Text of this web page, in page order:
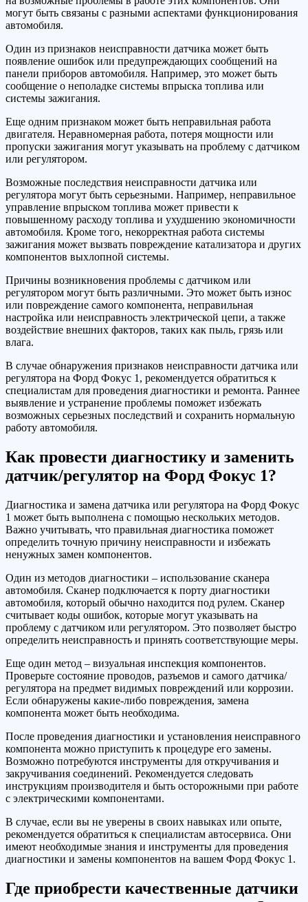
могут быть связаны с разными аспектами функционирования
автомобиля.
Один из признаков неисправности датчика может быть
появление ошибок или предупреждающих сообщений на
панели приборов автомобиля. Например, это может быть
сообщение о неполадке системы впрыска топлива или
системы зажигания.
Еще одним признаком может быть неправильная работа
двигателя. Неравномерная работа, потеря мощности или
пропуски зажигания могут указывать на проблему с датчиком
или регулятором.
Возможные последствия неисправности датчика или
регулятора могут быть серьезными. Например, неправильное
управление впрыском топлива может привести к
повышенному расходу топлива и ухудшению экономичности
автомобиля. Кроме того, некорректная работа системы
зажигания может вызвать повреждение катализатора и других
компонентов выхлопной системы.
Причины возникновения проблемы с датчиком или
регулятором могут быть различными. Это может быть износ
или повреждение самого компонента, неправильная
настройка или неисправность электрической цепи, а также
воздействие внешних факторов, таких как пыль, грязь или
влага.
В случае обнаружения признаков неисправности датчика или
регулятора на Форд Фокус 1, рекомендуется обратиться к
специалистам для проведения диагностики и ремонта. Раннее
выявление и устранение проблемы поможет избежать
возможных серьезных последствий и сохранить нормальную
работу автомобиля.
Как провести диагностику и заменить
датчик/регулятор на Форд Фокус 1?
Диагностика и замена датчика или регулятора на Форд Фокус
1 может быть выполнена с помощью нескольких методов.
Важно учитывать, что правильная диагностика поможет
определить точную причину неисправности и избежать
ненужных замен компонентов.
Один из методов диагностики – использование сканера
автомобиля. Сканер подключается к порту диагностики
автомобиля, который обычно находится под рулем. Сканер
считывает коды ошибок, которые могут указывать на
проблему с датчиком или регулятором. Это позволяет быстро
определить неисправность и принять соответствующие меры.
Еще один метод – визуальная инспекция компонентов.
Проверьте состояние проводов, разъемов и самого датчика/
регулятора на предмет видимых повреждений или коррозии.
Если обнаружены какие-либо повреждения, замена
компонента может быть необходима.
После проведения диагностики и установления неисправного
компонента можно приступить к процедуре его замены.
Возможно потребуются инструменты для откручивания и
закручивания соединений. Рекомендуется следовать
инструкциям производителя и быть осторожными при работе
с электрическими компонентами.
В случае, если вы не уверены в своих навыках или опыте,
рекомендуется обратиться к специалистам автосервиса. Они
имеют необходимые знания и инструменты для проведения
диагностики и замены компонентов на вашем Форд Фокус 1.
Где приобрести качественные датчики